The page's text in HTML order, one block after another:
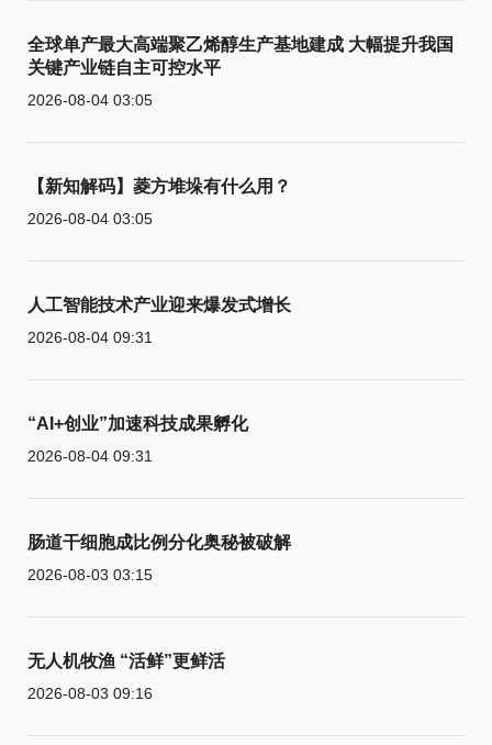
全球单产最大高端聚乙烯醇生产基地建成 大幅提升我国
关键产业链自主可控水平
2026-08-04 03:05
【新知解码】菱方堆垛有什么用？
2026-08-04 03:05
人工智能技术产业迎来爆发式增长
2026-08-04 09:31
“AI+创业”加速科技成果孵化
2026-08-04 09:31
肠道干细胞成比例分化奥秘被破解
2026-08-03 03:15
无人机牧渔 “活鲜”更鲜活
2026-08-03 09:16